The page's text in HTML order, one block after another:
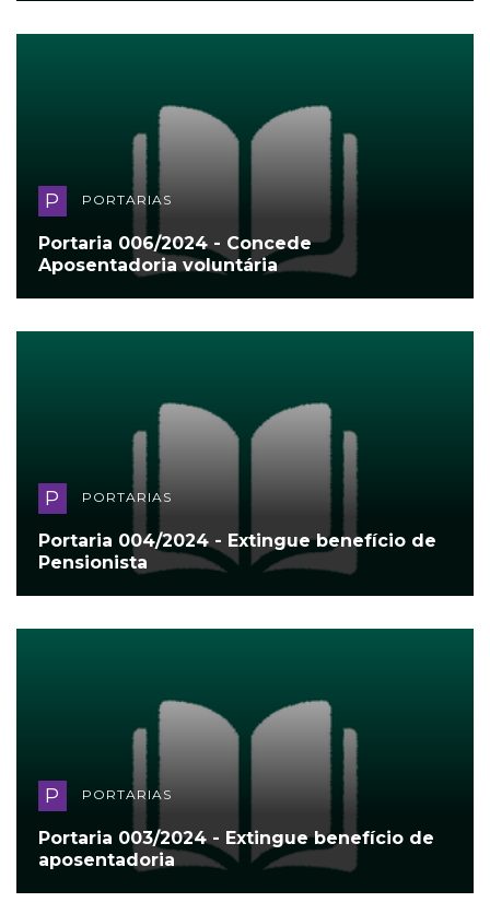
P PORTARIAS
Portaria 006/2024 - Concede
Aposentadoria voluntária
P PORTARIAS
Portaria 004/2024 - Extingue benefício de
Pensionista
P PORTARIAS
Portaria 003/2024 - Extingue benefício de
aposentadoria